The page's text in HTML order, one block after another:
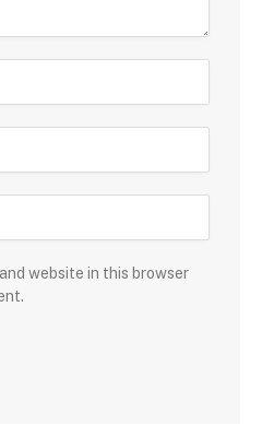
website in this browser